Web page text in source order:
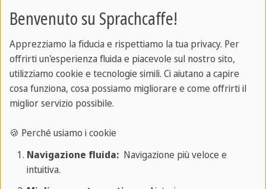
Benvenuto su Sprachcaffe!
Apprezziamo la fiducia e rispettiamo la tua privacy. Per
offrirti un'esperienza fluida e piacevole sul nostro sito,
utilizziamo cookie e tecnologie simili. Ci aiutano a capire
cosa funziona, cosa possiamo migliorare e come offrirti il
miglior servizio possibile.
🍪 Perché usiamo i cookie
Navigazione fluida:Navigazione più veloce e
intuitiva.